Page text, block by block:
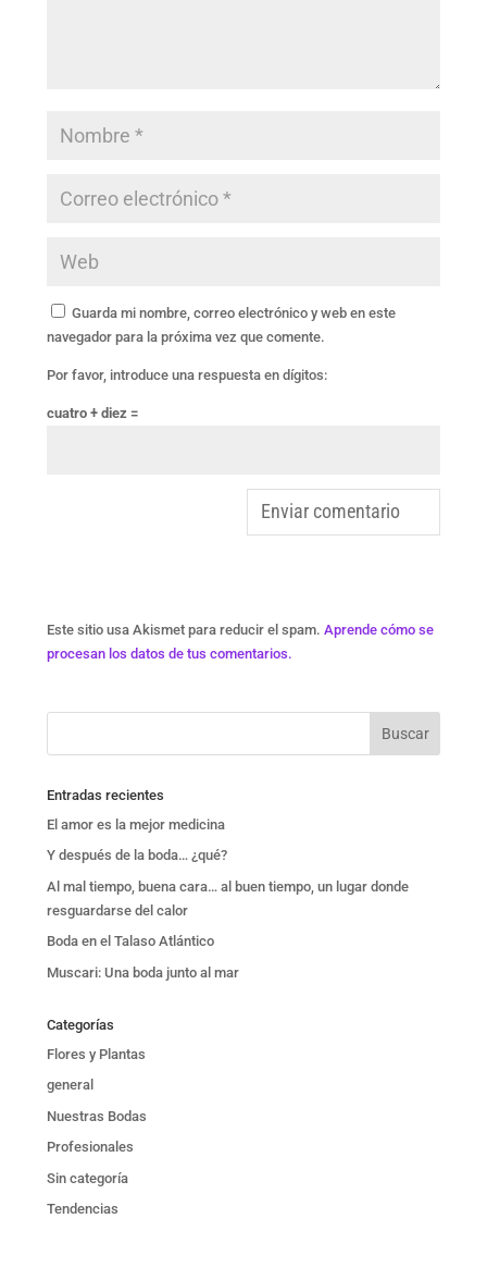
Guarda mi nombre, correo electrónico y web en este
navegador para la próxima vez que comente.
Por favor, introduce una respuesta en dígitos:
cuatro + diez =
Este sitio usa Akismet para reducir el spam. Aprende cómo se
procesan los datos de tus comentarios.
Entradas recientes
El amor es la mejor medicina
Y después de la boda… ¿qué?
Al mal tiempo, buena cara… al buen tiempo, un lugar donde
resguardarse del calor
Boda en el Talaso Atlántico
Muscari: Una boda junto al mar
Categorías
Flores y Plantas
general
Nuestras Bodas
Profesionales
Sin categoría
Tendencias